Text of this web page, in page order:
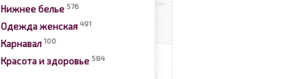
Нижнее белье 576
Одежда женская 491
Карнавал 100
Красота и здоровье 584